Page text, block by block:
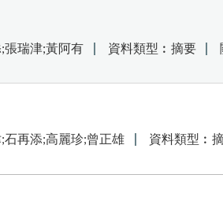
張瑞津;黃阿有 資料類型︰摘要
石再添;高麗珍;曾正雄 資料類型︰